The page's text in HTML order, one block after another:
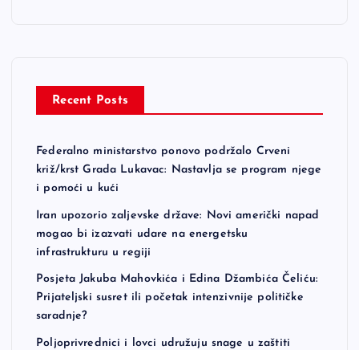
Recent Posts
Federalno ministarstvo ponovo podržalo Crveni
križ/krst Grada Lukavac: Nastavlja se program njege
i pomoći u kući
Iran upozorio zaljevske države: Novi američki napad
mogao bi izazvati udare na energetsku
infrastrukturu u regiji
Posjeta Jakuba Mahovkića i Edina Džambića Čeliću:
Prijateljski susret ili početak intenzivnije političke
saradnje?
Poljoprivrednici i lovci udružuju snage u zaštiti